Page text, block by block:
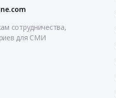
сотрудничества,
для СМИ